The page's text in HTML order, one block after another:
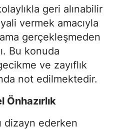
geri alınabilir
vermek amacıyla
gerçekleşmeden
Bu konuda
ve zayıflık
not edilmektedir.
Önhazırlık
dizayn ederken